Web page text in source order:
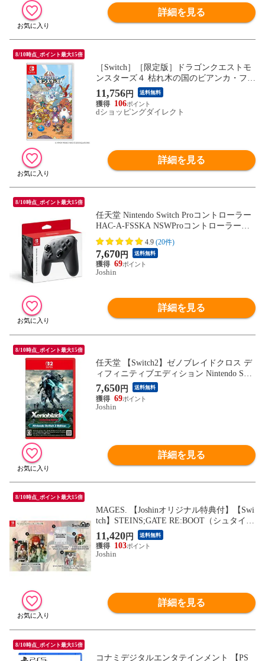
詳細を見る
8/10時点_ポイント最大15倍
［Switch］［限定版］ドラゴンクエストモ
ンスターズ４ 枯れ木の国のビアンカ・フロ
ーラ マスターズ版【発売日：2026/12/03】
11,756円 送料無料
106
dショッピングダイレクト
詳細を見る
8/10時点_ポイント最大15倍
任天堂 Nintendo Switch Proコントローラー
HAC-A-FSSKA NSWProコントローラー
【返品種別B】
4.9 (20件)
7,670円 送料無料
69
Joshin
詳細を見る
8/10時点_ポイント最大15倍
任天堂 【Switch2】ゼノブレイドクロス デ
ィフィニティブエディション Nintendo Swit
ch 2 Edition NXS-P-BAS6B NSW2 ゼノブレ
イドクロス ディフィニティブエディション
【返品種別B】
7,650円 送料無料
69
Joshin
詳細を見る
8/10時点_ポイント最大15倍
MAGES. 【Joshinオリジナル特典付】【Swi
tch】STEINS;GATE RE:BOOT（シュタイン
ズゲート リブート） 限定版 FVGK-0256 N
SW シュタインズゲ-ト リブ-ト ゲンテイ
【返品種別B】
11,420円 送料無料
103
Joshin
詳細を見る
8/10時点_ポイント最大15倍
コナミデジタルエンタテインメント 【PS